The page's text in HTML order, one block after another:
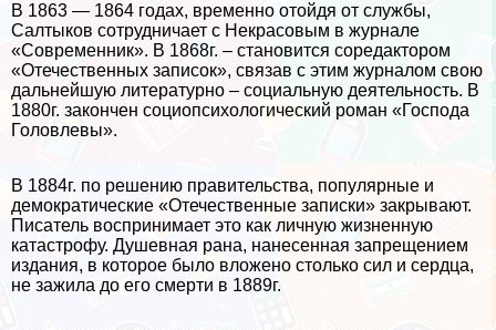
В 1863 — 1864 годах, временно отойдя от службы,
Салтыков сотрудничает с Некрасовым в журнале
«Современник». В 1868г. – становится соредактором
«Отечественных записок», связав с этим журналом свою
дальнейшую литературно – социальную деятельность. В
1880г. закончен социопсихологический роман «Господа
Головлевы».
В 1884г. по решению правительства, популярные и
демократические «Отечественные записки» закрывают.
Писатель воспринимает это как личную жизненную
катастрофу. Душевная рана, нанесенная запрещением
издания, в которое было вложено столько сил и сердца,
не зажила до его cмepти в 1889г.